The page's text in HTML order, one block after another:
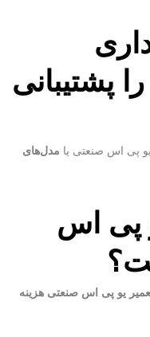
پشتیبانی
پی اس صنعتی یا مدل‌های
پی اس
یو پی اس صنعتی هزینه